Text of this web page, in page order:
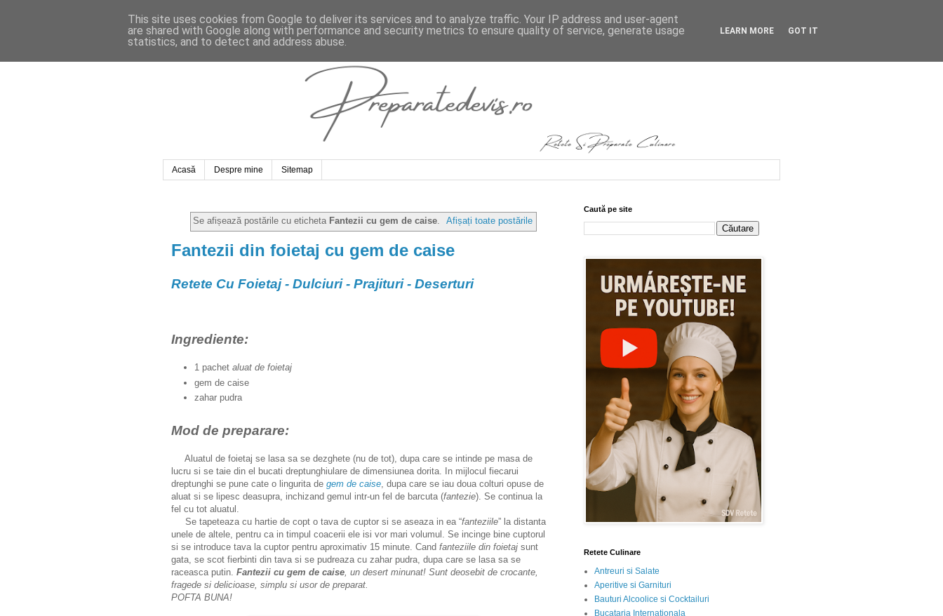
Acasă Despre mine Sitemap
Se afișează postările cu eticheta Fantezii cu gem de caise. Afișați toate postările
Fantezii din foietaj cu gem de caise
Retete Cu Foietaj - Dulciuri - Prajituri - Deserturi
Ingrediente:
1 pachet aluat de foietaj
gem de caise
zahar pudra
Mod de preparare:
Aluatul de foietaj se lasa sa se dezghete (nu de tot), dupa care se intinde pe masa de
lucru si se taie din el bucati dreptunghiulare de dimensiunea dorita. In mijlocul fiecarui
dreptunghi se pune cate o lingurita de gem de caise , dupa care se iau doua colturi opuse de
aluat si se lipesc deasupra, inchizand gemul intr-un fel de barcuta (fantezie). Se continua la
fel cu tot aluatul.
Se tapeteaza cu hartie de copt o tava de cuptor si se aseaza in ea “fanteziile” la distanta
unele de altele, pentru ca in timpul coacerii ele isi vor mari volumul. Se incinge bine cuptorul
si se introduce tava la cuptor pentru aproximativ 15 minute. Cand fanteziile din foietaj sunt
gata, se scot fierbinti din tava si se pudreaza cu zahar pudra, dupa care se lasa sa se
raceasca putin. Fantezii cu gem de caise , un desert minunat! Sunt deosebit de crocante,
fragede si delicioase, simplu si usor de preparat.
POFTA BUNA!
Caută pe site
Retete Culinare
Antreuri si Salate
Aperitive si Garnituri
Bauturi Alcoolice si Cocktailuri
Bucataria Internationala
This site uses cookies from Google to deliver its services and to analyze traffic. Your IP address and user-agent
are shared with Google along with performance and security metrics to ensure quality of service, generate usage
statistics, and to detect and address abuse.
LEARN MORE GOT IT